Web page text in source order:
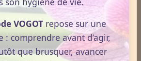
et énergie au changement de
les apports nutritionnels
vitalité et la gestion des cycles.
VOGOT repose sur une
: comprendre avant d’agir,
que brusquer, avancer